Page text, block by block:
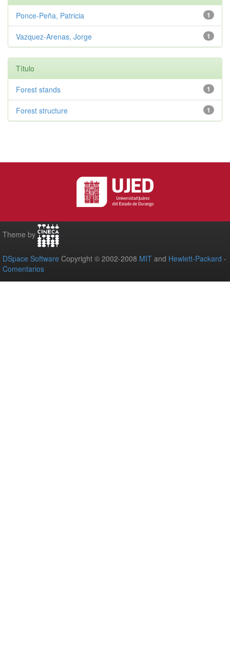
1
Ponce-Peña, Patricia
1
Vazquez-Arenas, Jorge
Título
1
Forest stands
1
Forest structure
Theme by
DSpace Software Copyright © 2002-2008 MIT and Hewlett-Packard -
Comentarios